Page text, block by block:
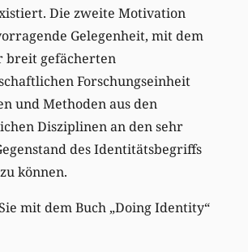
Die zweite Motivation
Gelegenheit, mit dem
breit gefächerten
Forschungseinheit
und Methoden aus den
Disziplinen an den sehr
des Identitätsbegriffs
können.
mit dem Buch „Doing Identity“